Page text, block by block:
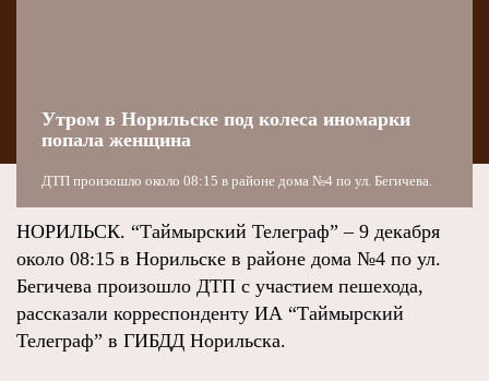
Утром в Норильске под колеса иномарки
попала женщина
ДТП произошло около 08:15 в районе дома №4 по ул. Бегичева.
НОРИЛЬСК. “Таймырский Телеграф” – 9 декабря
около 08:15 в Норильске в районе дома №4 по ул.
Бегичева произошло ДТП с участием пешехода,
рассказали корреспонденту ИА “Таймырский
Телеграф” в ГИБДД Норильска.